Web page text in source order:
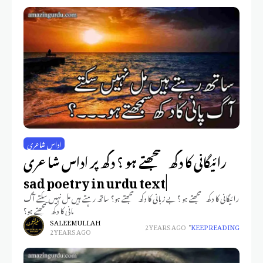
اداس شاعری
رائیگانی کا دکھ سمجھتے ہو ؟ دکھ پر اداس شاعری
|sad poetry in urdu text
رائیگانی کا دکھ سمجھتے ہو ؟ بے زبانی کا دکھ سمجھتے ہو؟ ساتھ رہتے ہیں مل نہیں سکتے آگ
پانی کا دکھ سمجھتے ہو؟
SALEEM ULLAH
2 YEARS AGO 2 YEARS AGO KEEP READING